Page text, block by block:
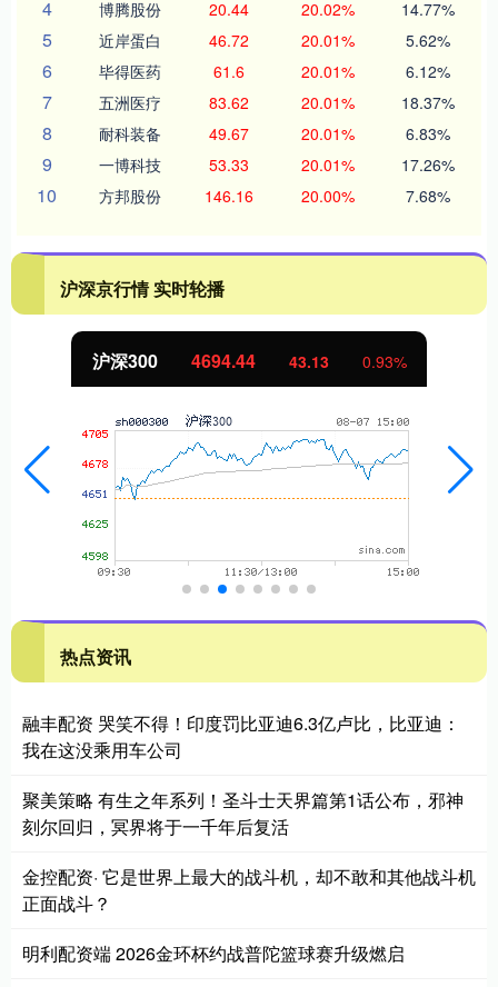
4 博腾股份 20.44 20.02% 14.77%
5 近岸蛋白 46.72 20.01% 5.62%
6 毕得医药 61.6 20.01% 6.12%
7 五洲医疗 83.62 20.01% 18.37%
8 耐科装备 49.67 20.01% 6.83%
9 一博科技 53.33 20.01% 17.26%
10 方邦股份 146.16 20.00% 7.68%
沪深京行情 实时轮播
沪深300 4694.44 43.13 0.93%
热点资讯
融丰配资 哭笑不得！印度罚比亚迪6.3亿卢比，比亚迪：
我在这没乘用车公司
聚美策略 有生之年系列！圣斗士天界篇第1话公布，邪神
刻尔回归，冥界将于一千年后复活
金控配资· 它是世界上最大的战斗机，却不敢和其他战斗机
正面战斗？
明利配资端 2026金环杯约战普陀篮球赛升级燃启